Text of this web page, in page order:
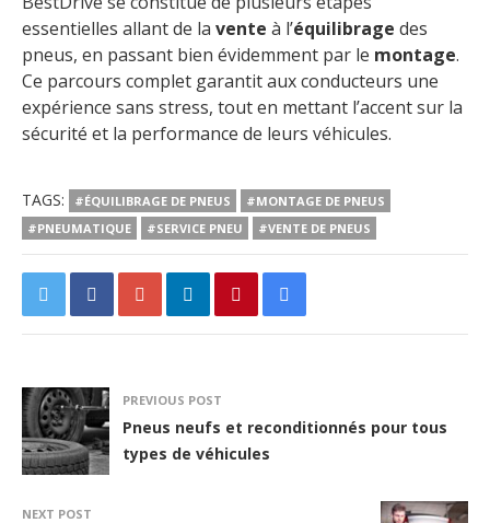
essentielles allant de la vente à l’équilibrage des
pneus, en passant bien évidemment par le montage.
Ce parcours complet garantit aux conducteurs une
expérience sans stress, tout en mettant l’accent sur la
sécurité et la performance de leurs véhicules.
TAGS: #ÉQUILIBRAGE DE PNEUS
#MONTAGE DE PNEUS
#PNEUMATIQUE
#SERVICE PNEU #VENTE DE PNEUS
PREVIOUS POST
Pneus neufs et reconditionnés pour tous
types de véhicules
NEXT POST